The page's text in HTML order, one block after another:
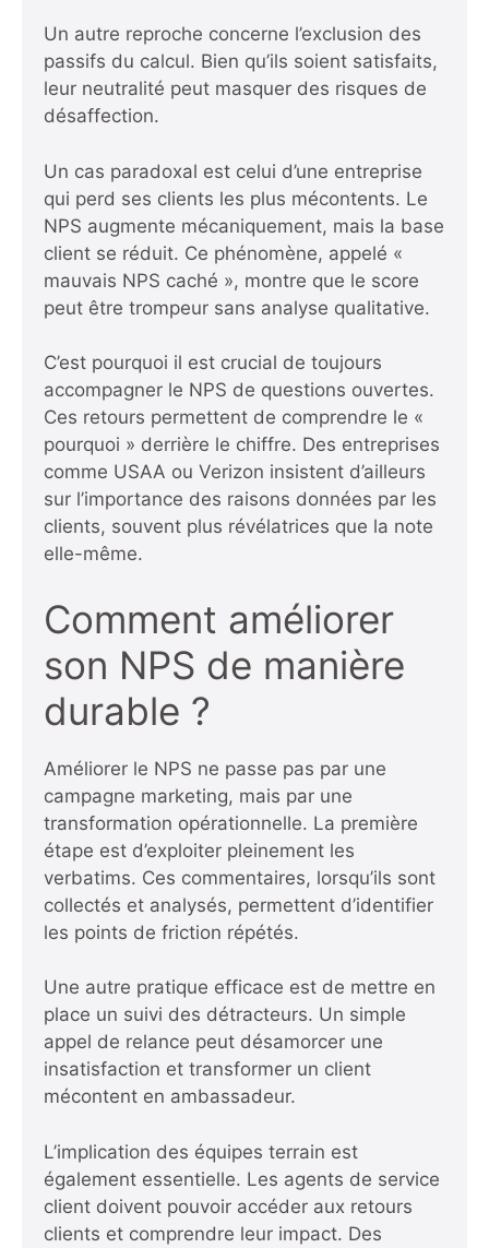
Un autre reproche concerne l’exclusion des
passifs du calcul. Bien qu’ils soient satisfaits,
leur neutralité peut masquer des risques de
désaffection.
Un cas paradoxal est celui d’une entreprise
qui perd ses clients les plus mécontents. Le
NPS augmente mécaniquement, mais la base
client se réduit. Ce phénomène, appelé «
mauvais NPS caché », montre que le score
peut être trompeur sans analyse qualitative.
C’est pourquoi il est crucial de toujours
accompagner le NPS de questions ouvertes.
Ces retours permettent de comprendre le «
pourquoi » derrière le chiffre. Des entreprises
comme USAA ou Verizon insistent d’ailleurs
sur l’importance des raisons données par les
clients, souvent plus révélatrices que la note
elle-même.
Comment améliorer
son NPS de manière
durable ?
Améliorer le NPS ne passe pas par une
campagne marketing, mais par une
transformation opérationnelle. La première
étape est d’exploiter pleinement les
verbatims. Ces commentaires, lorsqu’ils sont
collectés et analysés, permettent d’identifier
les points de friction répétés.
Une autre pratique efficace est de mettre en
place un suivi des détracteurs. Un simple
appel de relance peut désamorcer une
insatisfaction et transformer un client
mécontent en ambassadeur.
L’implication des équipes terrain est
également essentielle. Les agents de service
client doivent pouvoir accéder aux retours
clients et comprendre leur impact. Des